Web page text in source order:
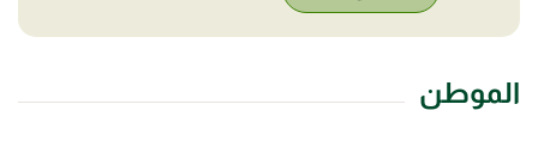
الموطن